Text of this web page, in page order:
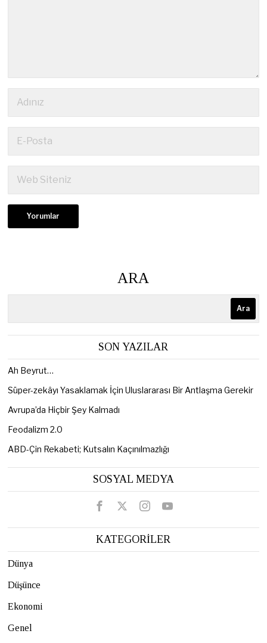
ARA
Ara
SON YAZILAR
Ah Beyrut…
Süper-zekâyı Yasaklamak İçin Uluslararası Bir Antlaşma Gerekir
Avrupa’da Hiçbir Şey Kalmadı
Feodalizm 2.0
ABD-Çin Rekabeti; Kutsalın Kaçınılmazlığı
SOSYAL MEDYA
KATEGORİLER
Dünya
Düşünce
Ekonomi
Genel